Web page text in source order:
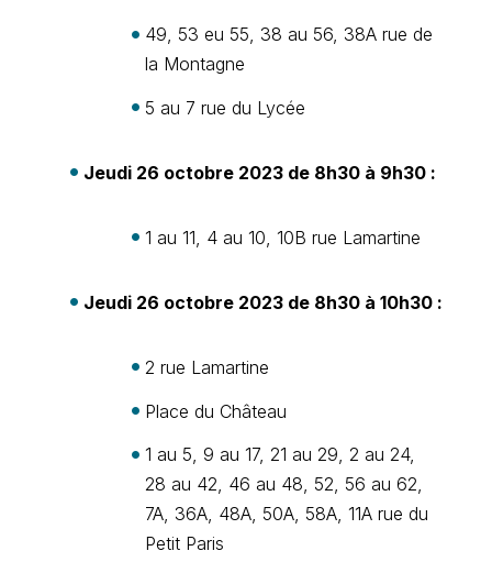
49, 53 eu 55, 38 au 56, 38A rue de
la Montagne
5 au 7 rue du Lycée
Jeudi 26 octobre 2023 de 8h30 à 9h30 :
1 au 11, 4 au 10, 10B rue Lamartine
Jeudi 26 octobre 2023 de 8h30 à 10h30 :
2 rue Lamartine
Place du Château
1 au 5, 9 au 17, 21 au 29, 2 au 24,
28 au 42, 46 au 48, 52, 56 au 62,
7A, 36A, 48A, 50A, 58A, 11A rue du
Petit Paris